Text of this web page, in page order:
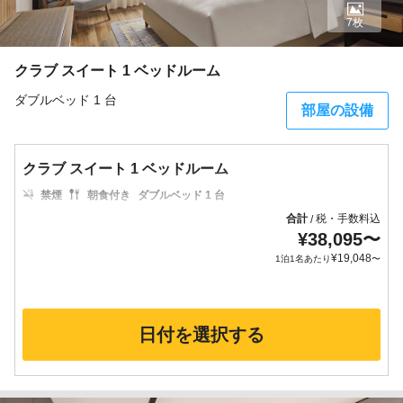
クラブ スイート 1 ベッドルーム
ダブルベッド 1 台
部屋の設備
7枚
クラブ スイート 1 ベッドルーム
禁煙 朝食付き
ダブルベッド 1 台
合計/税・手数料込
¥38,095〜
1泊1名あたり¥19,048〜
日付を選択する